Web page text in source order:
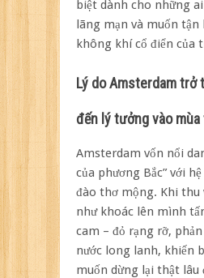
biệt dành cho những
lãng mạn và muốn tận
không khí cổ điển của
Lý do Amsterdam trở
đến lý tưởng vào mùa
Amsterdam vốn nổi
của phương Bắc” với
đào thơ mộng. Khi thu
như khoác lên mình
cam – đỏ rạng rỡ,
nước long lanh, khiến
muốn dừng lại thật lâu